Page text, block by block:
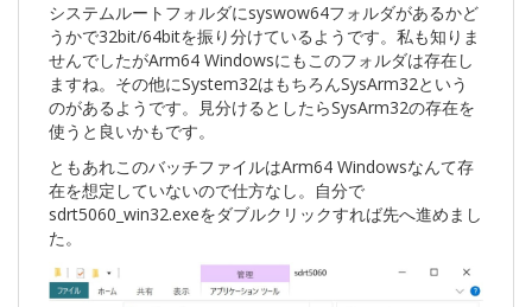
システムルートフォルダにsyswow64フォルダがあるかど
うかで32bit/64bitを振り分けているようです。私も知りま
せんでしたがArm64 Windowsにもこのフォルダは存在し
ますね。その他にSystem32はもちろんSysArm32という
のがあるようです。見分けるとしたらSysArm32の存在を
使うと良いかもです。
ともあれこのバッチファイルはArm64 Windowsなんて存
在を想定していないので仕方なし。自分で
sdrt5060_win32.exeをダブルクリックすれば先へ進めまし
た。